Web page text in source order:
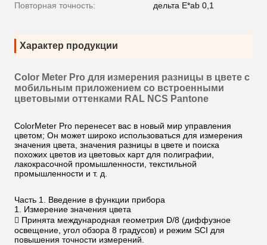
Повторная точность: дельта E*ab 0,1
Характер продукции
Color Meter Pro для измерения разницы в цвете с
мобильным приложением со встроенными
цветовыми оттенками RAL NCS Pantone
ColorMeter Pro перенесет вас в новый мир управления
цветом; Он может широко использоваться для измерения
значения цвета, значения разницы в цвете и поиска
похожих цветов из цветовых карт для полиграфии,
лакокрасочной промышленности, текстильной
промышленности и т. д.
Часть 1. Введение в функции прибора
1. Измерение значения цвета
 Принята международная геометрия D/8 (диффузное
освещение, угол обзора 8 градусов) и режим SCI для
повышения точности измерений.